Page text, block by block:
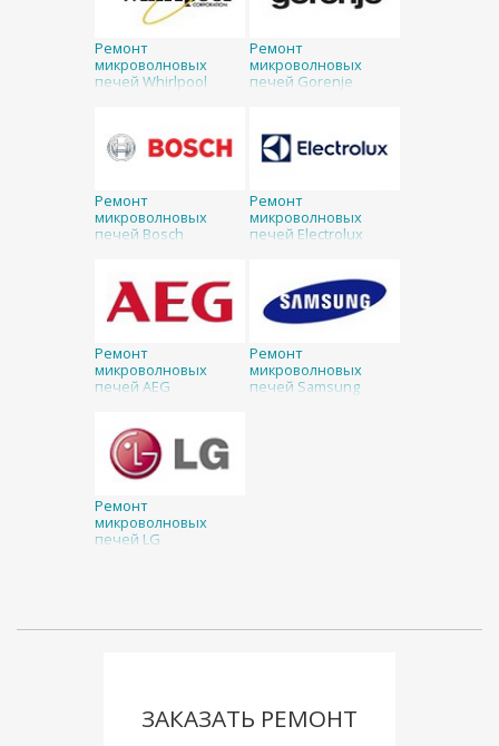
Ремонт
микроволновых
печей Whirlpool
Ремонт
микроволновых
печей Gorenje
Ремонт
микроволновых
печей Bosch
Ремонт
микроволновых
печей Electrolux
Ремонт
микроволновых
печей AEG
Ремонт
микроволновых
печей Samsung
Ремонт
микроволновых
печей LG
ЗАКАЗАТЬ РЕМОНТ